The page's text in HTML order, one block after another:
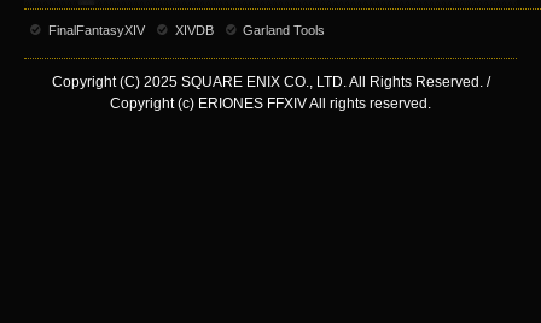
FinalFantasyXIV XIVDB Garland Tools
Copyright (C) 2025 SQUARE ENIX CO., LTD. All Rights Reserved. /
Copyright (c) ERIONES FFXIV All rights reserved.